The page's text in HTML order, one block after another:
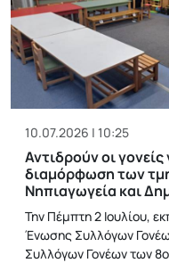
10.07.2026 | 10:25
Αντιδρούν οι γονείς
διαμόρφωση των
Νηπιαγωγεία και
Την Πέμπτη 2 Ιουλίου,
Ένωσης Συλλόγων
Συλλόγων Γονέων των